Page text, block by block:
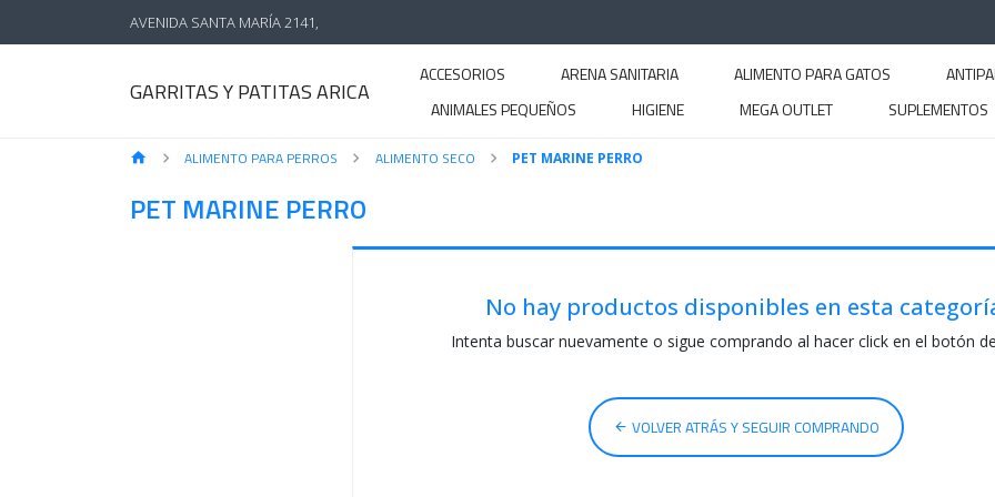
AVENIDA SANTA MARÍA 2141,
GARRITAS Y PATITAS ARICA
ACCESORIOS ARENA SANITARIA ALIMENTO PARA GATOS
ANIMALES PEQUEÑOS
HIGIENE MEGA OUTLET SUPLEMENTOS
ALIMENTO PARA PERROS ALIMENTO SECO PET MARINE PERRO
PET MARINE PERRO
No hay productos disponibles en esta
Intenta buscar nuevamente o sigue comprando al hacer click en el botón
VOLVER ATRÁS Y SEGUIR COMPRANDO